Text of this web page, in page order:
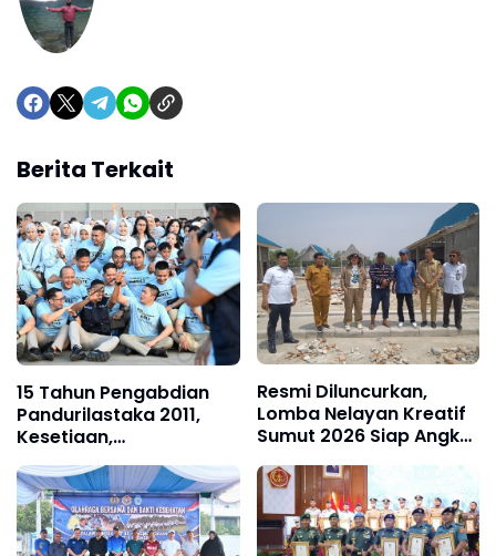
Berita Terkait
15 Tahun Pengabdian
Pandurilastaka 2011,
Kesetiaan,
Kepercayaan, dan
Kebersamaan Tetap
Terjaga
Resmi Diluncurkan,
Lomba Nelayan Kreatif
Sumut 2026 Siap Angkat
Pesisir